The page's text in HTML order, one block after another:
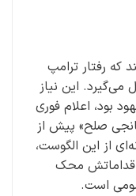
رفتار ترامپ
می‌گیرد. این نیاز
بود، اعلام فوری
صلح» پیش از
از این الگوست،
اقداماتش محک
است.